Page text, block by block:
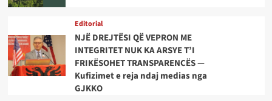
Editorial
NJË DREJTËSI QË VEPRON ME
INTEGRITET NUK KA ARSYE T’I
FRIKËSOHET TRANSPARENCËS —
Kufizimet e reja ndaj medias nga
GJKKO